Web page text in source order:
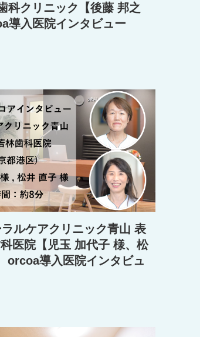
科クリニック【後藤 邦之
導入医院インタビュー
ルケアクリニック青山 表
医院【児玉 加代子 様、松
orcoa導入医院インタビュ